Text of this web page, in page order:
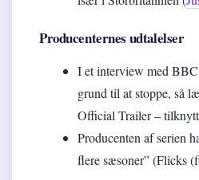
Producenternes udtalelser
I et interview med
grund til at stoppe, så
Official Trailer –
Producenten af serien
flere sæsoner” (Flicks